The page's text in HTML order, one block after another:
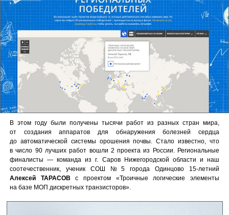
В этом году были получены тысячи работ из разных стран мира,
от создания аппаратов для обнаружения болезней сердца
до автоматической системы орошения почвы. Стало известно, что
в число 90 лучших работ вошли 2 проекта из России. Региональные
финалисты — команда из г. Саров Нижегородской области и наш
соотечественник, ученик СОШ №5 города Одинцово 15-летний
Алексей ТАРАСОВ с проектом «Троичные логические элементы
на базе МОП дискретных транзисторов».